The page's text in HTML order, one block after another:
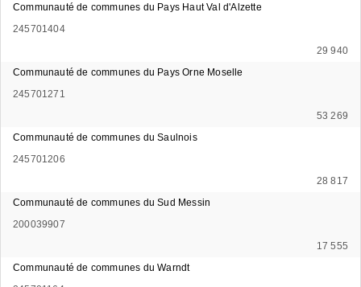
Communauté de communes du Pays Haut Val d'Alzette
245701404
29 940
Communauté de communes du Pays Orne Moselle
245701271
53 269
Communauté de communes du Saulnois
245701206
28 817
Communauté de communes du Sud Messin
200039907
17 555
Communauté de communes du Warndt